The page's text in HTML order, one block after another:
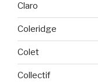
Claro
Coleridge
Colet
Collectif